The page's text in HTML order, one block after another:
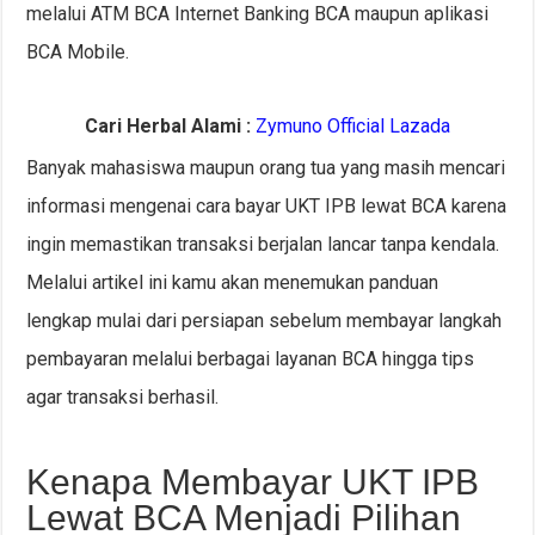
melalui ATM BCA Internet Banking BCA maupun aplikasi
BCA Mobile.
Cari Herbal Alami : Zymuno Official Lazada
Banyak mahasiswa maupun orang tua yang masih mencari
informasi mengenai cara bayar UKT IPB lewat BCA karena
ingin memastikan transaksi berjalan lancar tanpa kendala.
Melalui artikel ini kamu akan menemukan panduan
lengkap mulai dari persiapan sebelum membayar langkah
pembayaran melalui berbagai layanan BCA hingga tips
agar transaksi berhasil.
Kenapa Membayar UKT IPB
Lewat BCA Menjadi Pilihan